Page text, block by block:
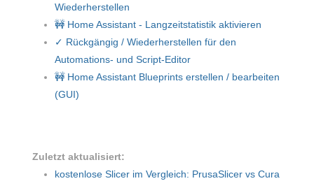
Wiederherstellen
🚧 Home Assistant - Langzeitstatistik aktivieren
✓ Rückgängig / Wiederherstellen für den
Automations- und Script-Editor
🚧 Home Assistant Blueprints erstellen / bearbeiten
(GUI)
Zuletzt aktualisiert:
kostenlose Slicer im Vergleich: PrusaSlicer vs Cura